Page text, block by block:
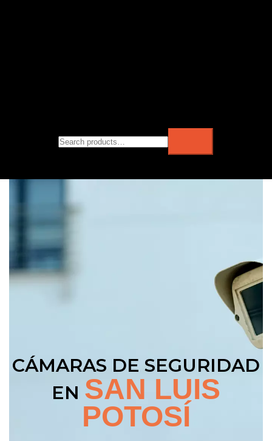
CÁMARAS DE SEGURIDAD
EN SAN LUIS
POTOSÍ